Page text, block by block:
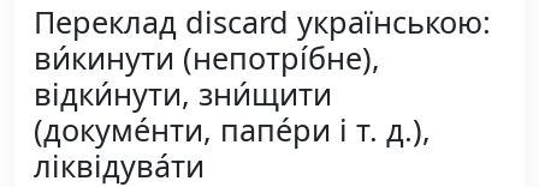
Переклад discard українською:
ви́кинути (непотрі́бне),
відки́нути, зни́щити
(докуме́нти, папе́ри і т. д.),
ліквідува́ти